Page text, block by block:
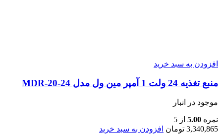
افزودن به سبد خرید
منبع تغذیه 24 ولت 1 آمپر مین ول مدل MDR-20-24
موجود در انبار
نمره 5.00 از 5
3,340,865 تومان افزودن به سبد خرید